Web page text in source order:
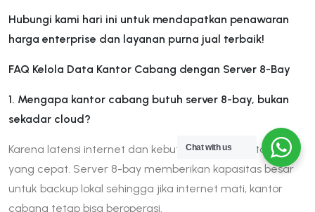
Hubungi kami hari ini untuk mendapatkan penawaran
harga enterprise dan layanan purna jual terbaik!
FAQ Kelola Data Kantor Cabang dengan Server 8-Bay
1. Mengapa kantor cabang butuh server 8-bay, bukan
sekadar cloud?
Karena latensi internet dan kebutuhan akses data lokal
yang cepat. Server 8-bay memberikan kapasitas besar
untuk backup lokal sehingga jika internet mati, kantor
cabang tetap bisa beroperasi.
Chat with us